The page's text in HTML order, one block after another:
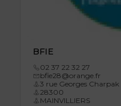
BFIE
02 37 22 32 27
bfie28@orange.fr
3 rue Georges Charpak
28300
MAINVILLIERS